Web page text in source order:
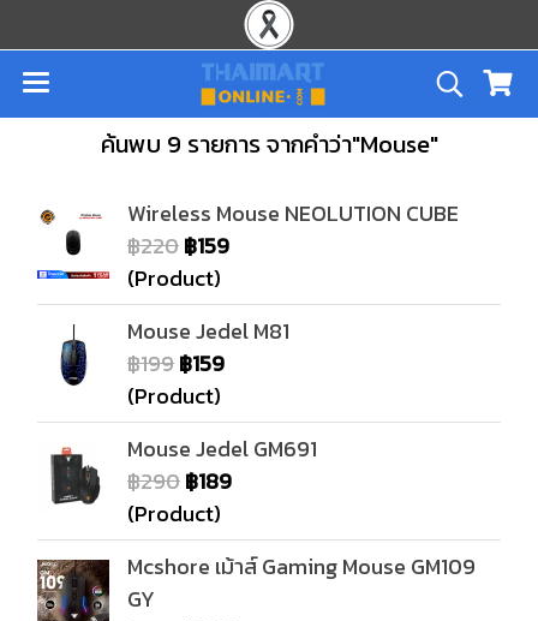
ค้นพบ 9 รายการ จากคำว่า"Mouse"
Wireless Mouse NEOLUTION CUBE
฿220฿159
(Product)
Mouse Jedel M81
฿199฿159
(Product)
Mouse Jedel GM691
฿290฿189
(Product)
Mcshore เม้าส์ Gaming Mouse GM109
GY